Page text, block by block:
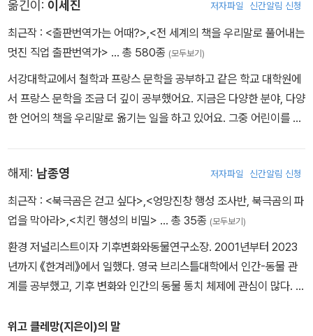
을 썼다.
옮긴이: 이세진 저자파일 신간알림 신청
최근작 : <출판번역가는 어때?> <전 세계의 책을 우리말로 풀어내는
멋진 직업 출판번역가> … 총 580종 (모두보기)
서강대학교에서 철학과 프랑스 문학을 공부하고 같은 학교 대학원에
서 프랑스 문학을 조금 더 깊이 공부했어요. 지금은 다양한 분야, 다양
한 언어의 책을 우리말로 옮기는 일을 하고 있어요. 그중 어린이를 위
어요.
해제: 남종영 저자파일 신간알림 신청
최근작 : <북극곰은 걷고 싶다> <엉망진창 행성 조사반, 북극곰의 파
업을 막아라> <치킨 행성의 비밀> … 총 35종 (모두보기)
환경 저널리스트이자 기후변화와동물연구소장. 2001년부터 2023
년까지 《한겨레》에서 일했다. 영국 브리스틀대학에서 인간-동물 관
계를 공부했고, 기후 변화와 인간의 동물 통치 체제에 관심이 많다. 북
한 '지구 종단 3부작' 시리즈와 수족관에 갇혀 돌고래쇼를 하던 남방
위고 클레망(지은이)의 말